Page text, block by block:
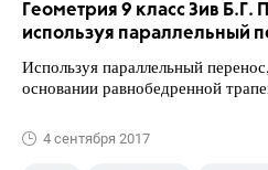
Геометрия 9 класс Зив Б.Г.
используя параллельный
Используя параллельный
основании равнобедренной
4 сентября 2017